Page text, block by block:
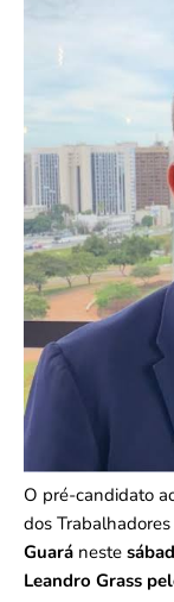
O pré-candidato
dos
Guará neste
Leandro Grass